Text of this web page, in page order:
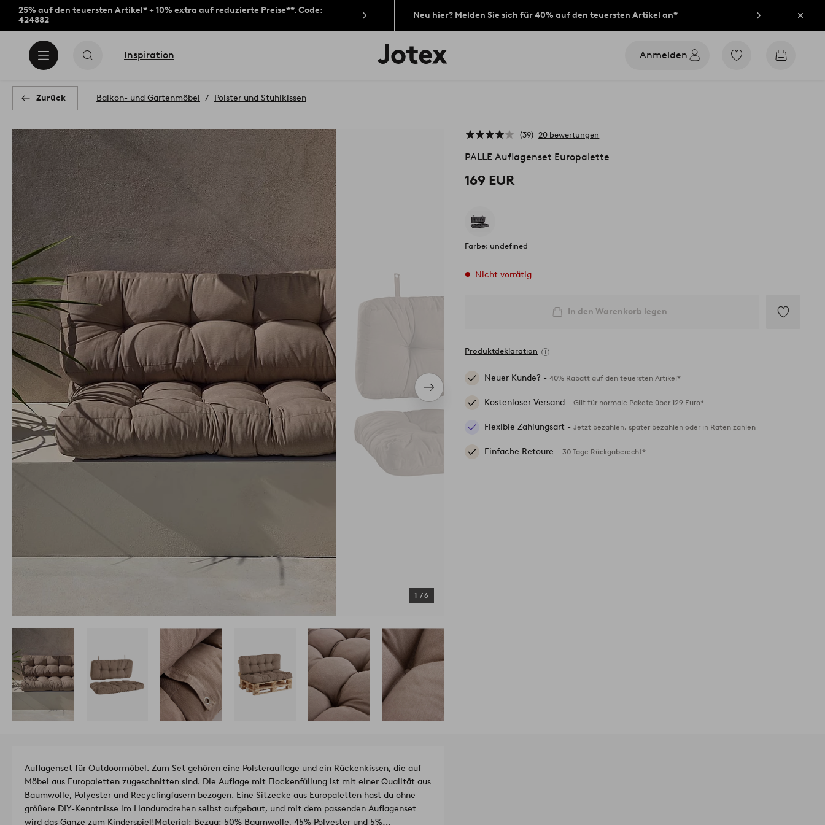
25% auf den teuersten Artikel* + 10% extra auf reduzierte Preise**. Code:
424882
Neu hier? Melden Sie sich für 40% auf den teuersten Artikel an*
Inspiration
Jotex-
Logo
Anmelden
Zu
Zum
Zurück Balkon- und Gartenmöbel Polster und Stuhlkissen
Nächstes
Produkt
1 /6
39 20 bewertungen
PALLE Auflagenset Europalette
169 EUR
Farbe: undefined
Nicht vorrätig
In den Warenkorb legen
Produktdeklaration
Neuer Kunde? -40% Rabatt auf den teuersten Artikel*
Kostenloser Versand -Gilt für normale Pakete über 129 Euro*
Flexible Zahlungsart -Jetzt bezahlen, später bezahlen oder in Raten zahlen
Einfache Retoure -30 Tage Rückgaberecht*
Auflagenset für Outdoormöbel. Zum Set gehören eine Polsterauflage und ein Rückenkissen, die auf
Möbel aus Europaletten zugeschnitten sind. Die Auflage mit Flockenfüllung ist mit einer Qualität aus
Baumwolle, Polyester und Recyclingfasern bezogen. Eine Sitzecke aus Europaletten hast du ohne
größere DIY-Kenntnisse im Handumdrehen selbst aufgebaut, und mit dem passenden Auflagenset
wird das Ganze zum Kinderspiel!Material: Bezug: 50% Baumwolle, 45% Polyester und 5%